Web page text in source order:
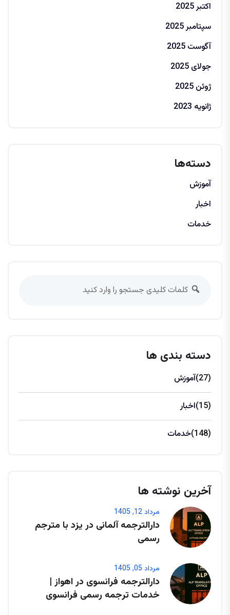
اکتبر 2025
سپتامبر 2025
آگوست 2025
جولای 2025
ژوئن 2025
ژانویه 2023
دسته‌ها
آموزش
اخبار
خدمات
دسته بندی ها
آموزش (27)
اخبار (15)
خدمات (148)
آخرین نوشته ها
مرداد 12, 1405
دارالترجمه آلمانی در یزد با مترجم
رسمی
مرداد 05, 1405
دارالترجمه فرانسوی در اهواز |
خدمات ترجمه رسمی فرانسوی